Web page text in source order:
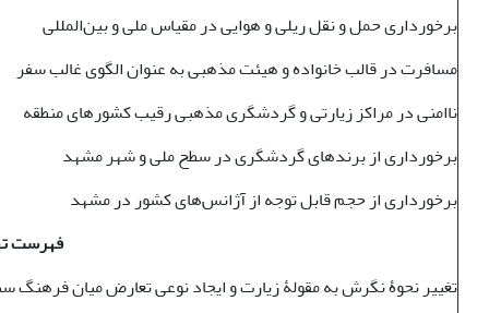
برخورداری حمل و نقل ریلی و هوایی در مقیاس ملی و بین‌المللی
مسافرت در قالب خانواده و هیئت مذهبی به عنوان الگوی غالب سفر
ناامنی در مراکز زیارتی و گردشگری مذهبی رقیب کشورهای منطقه
برخورداری از برندهای گردشگری در سطح ملی و شهر مشهد
برخورداری از حجم قابل توجه از آژانس‌های کشور در مشهد
فهرست
تغییر نحوۀ نگرش به مقولۀ زیارت و ایجاد نوعی تعارض میان